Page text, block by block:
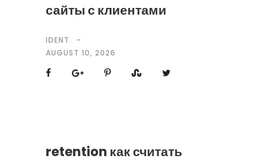
сайты с клиентами
IDENT
AUGUST 10, 2026
retention как считать